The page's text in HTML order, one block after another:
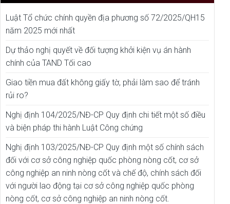
Luật Tổ chức chính quyền địa phương số 72/2025/QH15
năm 2025 mới nhất
Dự thảo nghị quyết về đối tượng khởi kiện vụ án hành
chính của TAND Tối cao
Giao tiền mua đất không giấy tờ, phải làm sao để tránh
rủi ro?
Nghị định 104/2025/NĐ-CP Quy định chi tiết một số điều
và biện pháp thi hành Luật Công chứng
Nghị định 103/2025/NĐ-CP Quy định một số chính sách
đối với cơ sở công nghiệp quốc phòng nòng cốt, cơ sở
công nghiệp an ninh nòng cốt và chế độ, chính sách đối
với người lao động tại cơ sở công nghiệp quốc phòng
nòng cốt, cơ sở công nghiệp an ninh nòng cốt.